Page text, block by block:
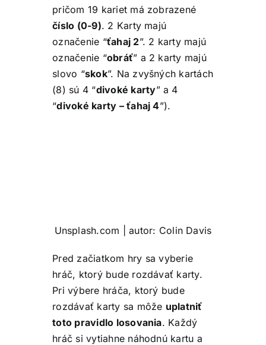
pričom 19 kariet má zobrazené
číslo (0-9). 2 Karty majú
označenie “ťahaj 2”. 2 karty majú
označenie “obráť” a 2 karty majú
slovo “skok”. Na zvyšných kartách
(8) sú 4 “divoké karty” a 4
“divoké karty – ťahaj 4”).
Unsplash.com | autor: Colin Davis
Pred začiatkom hry sa vyberie
hráč, ktorý bude rozdávať karty.
Pri výbere hráča, ktorý bude
rozdávať karty sa môže uplatniť
toto pravidlo losovania. Každý
hráč si vytiahne náhodnú kartu a